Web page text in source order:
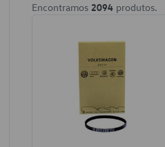
Encontramos 2094 produtos.